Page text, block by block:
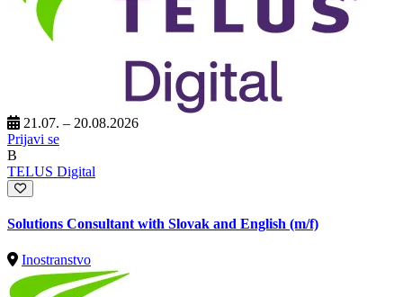
21.07. – 20.08.2026
Prijavi se
B
TELUS Digital
Solutions Consultant with Slovak and English (m/f)
Inostranstvo